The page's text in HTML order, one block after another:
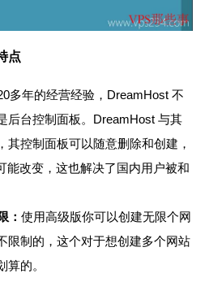
点
多年的经营经验，DreamHost 不
后台控制面板。DreamHost 与其
其控制面板可以随意删除和创建，
能改变，这也解决了国内用户被和
： 使用高级版你可以创建无限个网
限制的，这个对于想创建多个网站
的。